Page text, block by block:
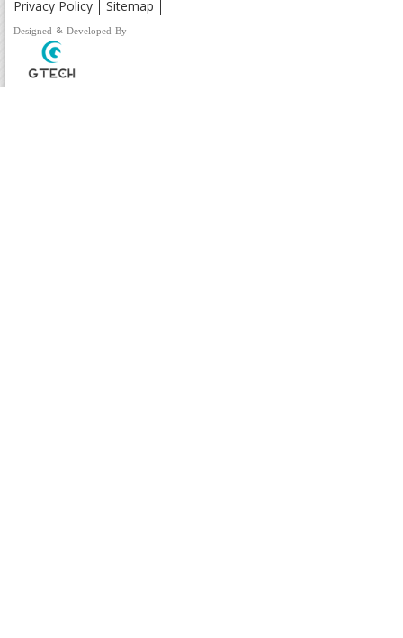
Privacy Policy Sitemap
Designed & Developed By